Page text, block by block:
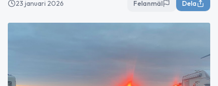
23 januari 2026 Felanmäl Dela